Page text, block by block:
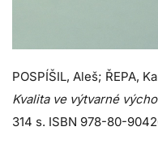
POSPÍŠIL, Aleš; ŘEPA,
Kvalita ve výtvarné
314 s. ISBN 978-80-